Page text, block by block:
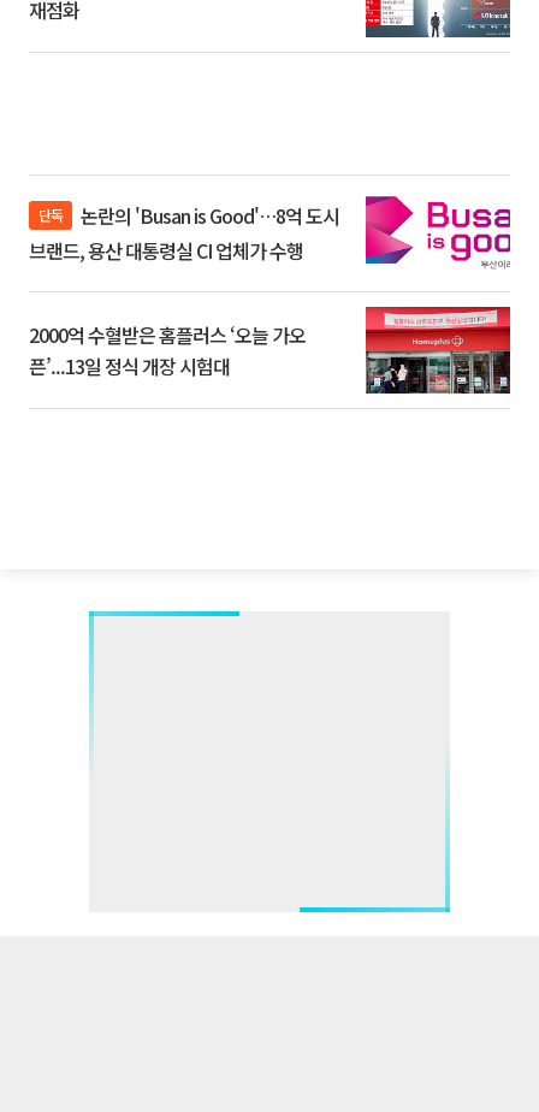
재점화
단독
브랜드, 용산 대통령실 CI 업체가 수행
2000억 수혈받은 홈플러스 ‘오늘 가오
픈’...13일 정식 개장 시험대